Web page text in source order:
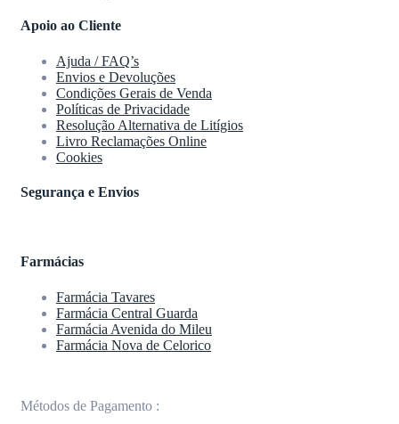
Apoio ao Cliente
Ajuda / FAQ’s
Envios e Devoluções
Condições Gerais de Venda
Políticas de Privacidade
Resolução Alternativa de Litígios
Livro Reclamações Online
Cookies
Segurança e Envios
Farmácias
Farmácia Tavares
Farmácia Central Guarda
Farmácia Avenida do Mileu
Farmácia Nova de Celorico
Métodos de Pagamento :